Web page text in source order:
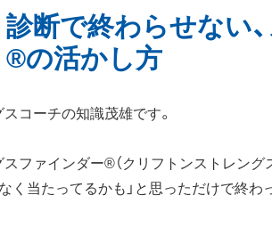
診断で終わらせない
®の活かし方
コーチの知識茂雄です。
ファインダー®（クリフトンストレン
く当たってるかも」と思っただけで終